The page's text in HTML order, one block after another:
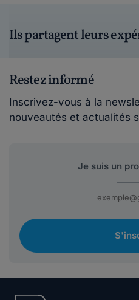
Ils partagent leurs
Restez informé
Inscrivez-vous à la
nouveautés et actualités